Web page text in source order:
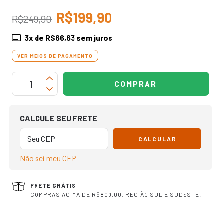
R$249,90 R$199,90
3x de R$66,63 sem juros
VER MEIOS DE PAGAMENTO
OPÇÕES DE FRETE
CALCULE SEU FRETE
CALCULAR
Não sei meu CEP
FRETE GRÁTIS
COMPRAS ACIMA DE R$800,00. REGIÃO SUL E SUDESTE.